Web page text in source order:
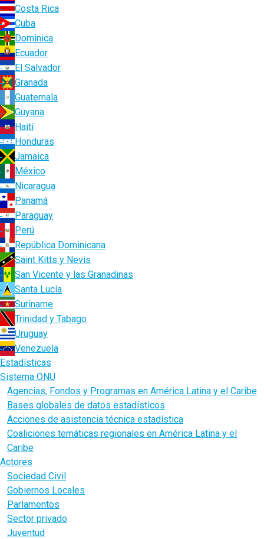
Costa Rica
Cuba
Dominica
Ecuador
El Salvador
Granada
Guatemala
Guyana
Haití
Honduras
Jamaica
México
Nicaragua
Panamá
Paraguay
Perú
República Dominicana
Saint Kitts y Nevis
San Vicente y las Granadinas
Santa Lucía
Suriname
Trinidad y Tabago
Uruguay
Venezuela
Estadísticas
Sistema ONU
Agencias, Fondos y Programas en América Latina y el Caribe
Bases globales de datos estadísticos
Acciones de asistencia técnica estadística
Coaliciones temáticas regionales en América Latina y el
Caribe
Actores
Sociedad Civil
Gobiernos Locales
Parlamentos
Sector privado
Juventud